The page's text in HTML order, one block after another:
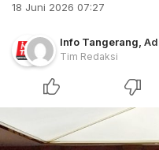
18 Juni 2026 07:27
Info Tangerang
Tim Redaksi